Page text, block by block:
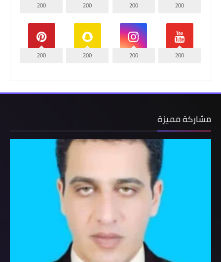
200
200
200
200
200
200
200
200
مشاركة مميزة